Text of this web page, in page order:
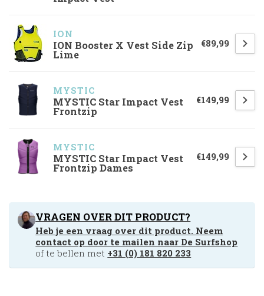
ION
ION Booster X Vest Side Zip
Lime
€89,99
MYSTIC
MYSTIC Star Impact Vest
Frontzip
€149,99
MYSTIC
MYSTIC Star Impact Vest
Frontzip Dames
€149,99
VRAGEN OVER DIT PRODUCT?
Heb je een vraag over dit product. Neem
contact op door te mailen naar De Surfshop
of te bellen met +31 (0) 181 820 233